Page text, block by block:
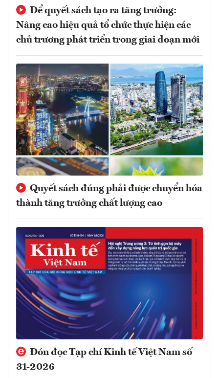
Để quyết sách tạo ra tăng trưởng:
Nâng cao hiệu quả tổ chức thực hiện các
chủ trương phát triển trong giai đoạn mới
Quyết sách đúng phải được chuyển hóa
thành tăng trưởng chất lượng cao
Đón đọc Tạp chí Kinh tế Việt Nam số
31-2026